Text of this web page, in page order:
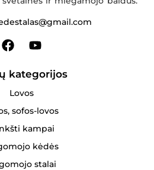
kategorijos
Lovos
sofos-lovos
kampai
kėdės
stalai